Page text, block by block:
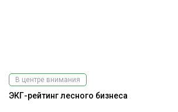
В центре внимания
ЭКГ-рейтинг лесного бизнеса